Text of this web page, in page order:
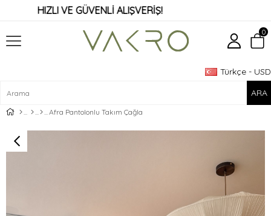
HIZLI VE GÜVENLİ ALIŞVERİŞ!
Türkçe - USD
0
Afra Pantolonlu Takım Çağla